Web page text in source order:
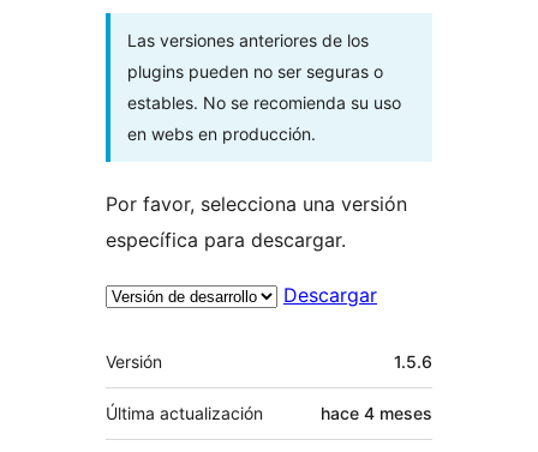
Las versiones anteriores de los
plugins pueden no ser seguras o
estables. No se recomienda su uso
en webs en producción.
Por favor, selecciona una versión
específica para descargar.
Descargar
Meta
Versión 1.5.6
Última actualización hace 4 meses